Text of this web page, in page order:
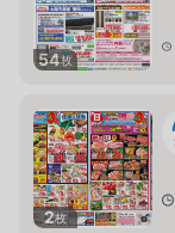
54枚
2枚